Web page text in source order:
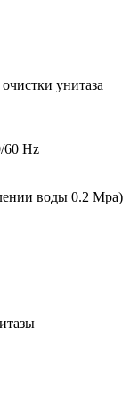
унитаза
60 Hz
воды 0.2 Mpa)